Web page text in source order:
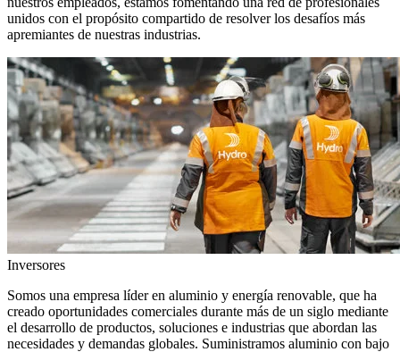
unidos con el propósito compartido de resolver los desafíos más
apremiantes de nuestras industrias.
Inversores
Somos una empresa líder en aluminio y energía renovable, que ha
creado oportunidades comerciales durante más de un siglo mediante
el desarrollo de productos, soluciones e industrias que abordan las
necesidades y demandas globales. Suministramos aluminio con bajo